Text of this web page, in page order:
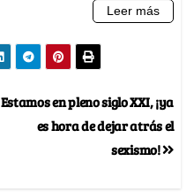
Estamos en pleno siglo XXI, ¡ya
es hora de dejar atrás el
sexismo!